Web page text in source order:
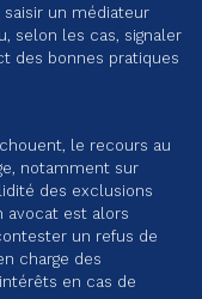
un médiateur
selon les cas, signaler
des bonnes pratiques
le recours au
notamment sur
des exclusions
avocat est alors
un refus de
charge des
en cas de